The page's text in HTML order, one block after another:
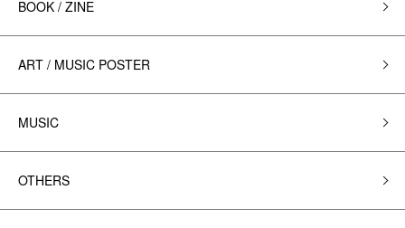
BOOK / ZINE
ART / MUSIC POSTER
MUSIC
OTHERS